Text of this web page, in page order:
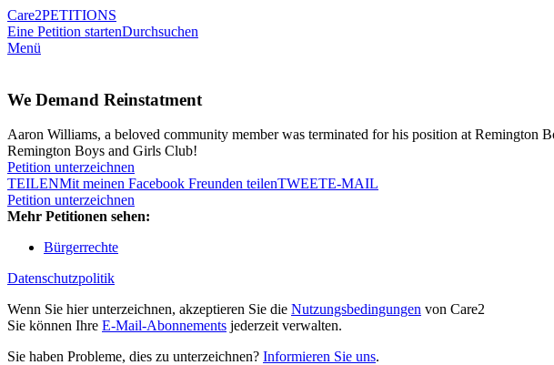
Care2PETITIONS
Eine Petition startenDurchsuchen
Menü
We Demand Reinstatment
Aaron Williams, a beloved community member was terminated for his position at Remington
Remington Boys and Girls Club!
Petition unterzeichnen
TEILENMit meinen Facebook Freunden teilenTWEETE-MAIL
Petition unterzeichnen
Mehr Petitionen sehen:
Bürgerrechte
Datenschutzpolitik
Wenn Sie hier unterzeichnen, akzeptieren Sie die Nutzungsbedingungen von Care2
Sie können Ihre E-Mail-Abonnements jederzeit verwalten.
Sie haben Probleme, dies zu unterzeichnen? Informieren Sie uns.